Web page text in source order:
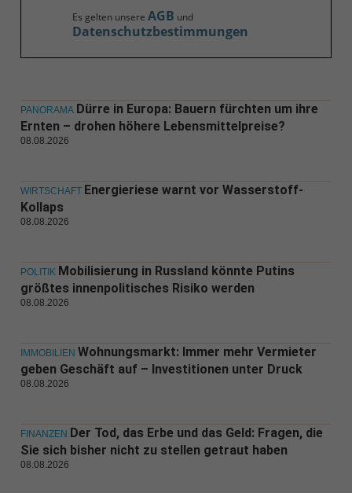
Es gelten unsere AGB und
Datenschutzbestimmungen
PANORAMA Dürre in Europa: Bauern fürchten um ihre
Ernten – drohen höhere Lebensmittelpreise?
08.08.2026
WIRTSCHAFT Energieriese warnt vor Wasserstoff-
Kollaps
08.08.2026
POLITIK Mobilisierung in Russland könnte Putins
größtes innenpolitisches Risiko werden
08.08.2026
IMMOBILIEN Wohnungsmarkt: Immer mehr Vermieter
geben Geschäft auf – Investitionen unter Druck
08.08.2026
FINANZEN Der Tod, das Erbe und das Geld: Fragen, die
Sie sich bisher nicht zu stellen getraut haben
08.08.2026